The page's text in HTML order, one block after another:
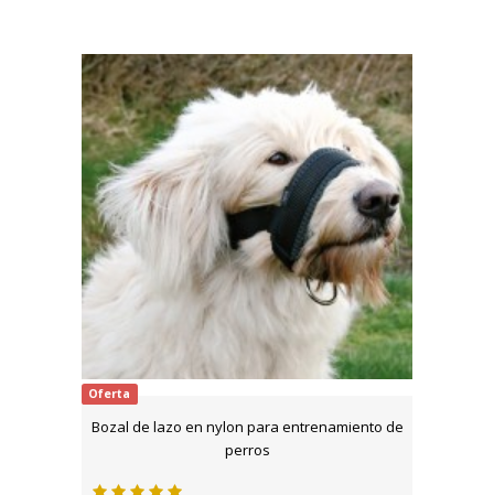
Oferta
Bozal de lazo en nylon para entrenamiento de
perros